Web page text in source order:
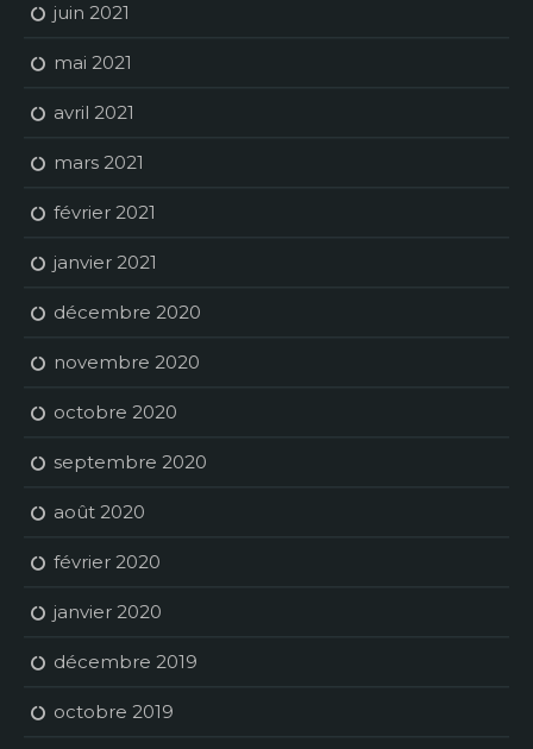
juin 2021
mai 2021
avril 2021
mars 2021
février 2021
janvier 2021
décembre 2020
novembre 2020
octobre 2020
septembre 2020
août 2020
février 2020
janvier 2020
décembre 2019
octobre 2019